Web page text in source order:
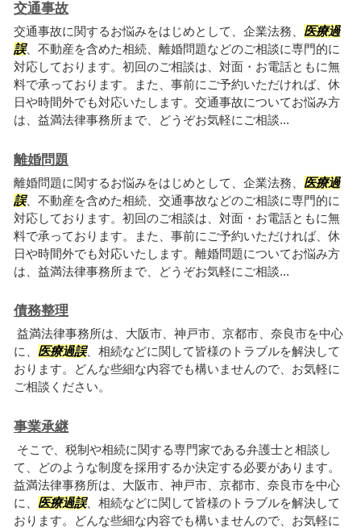
交通事故
交通事故に関するお悩みをはじめとして、企業法務、 医療過
誤、不動産を含めた相続、離婚問題などのご相談に専門的に
対応しております。初回のご相談は、対面・お電話ともに無
料で承っております。また、事前にご予約いただければ、休
日や時間外でも対応いたします。交通事故についてお悩み方
は、益満法律事務所まで、どうぞお気軽にご相談...
離婚問題
離婚問題に関するお悩みをはじめとして、企業法務、 医療過
誤、不動産を含めた相続、交通事故などのご相談に専門的に
対応しております。初回のご相談は、対面・お電話ともに無
料で承っております。また、事前にご予約いただければ、休
日や時間外でも対応いたします。離婚問題についてお悩み方
は、益満法律事務所まで、どうぞお気軽にご相談...
債務整理
益満法律事務所は、大阪市、神戸市、京都市、奈良市を中心
に、 医療過誤、相続などに関して皆様のトラブルを解決して
おります。どんな些細な内容でも構いませんので、お気軽に
ご相談ください。
事業承継
そこで、税制や相続に関する専門家である弁護士と相談し
て、どのような制度を採用するか決定する必要があります。
益満法律事務所は、大阪市、神戸市、京都市、奈良市を中心
に、 医療過誤、相続などに関して皆様のトラブルを解決して
おります。どんな些細な内容でも構いませんので、お気軽に